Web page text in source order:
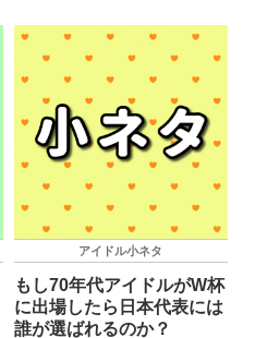
でした。サンミュージック...
アイドル小ネタ
もし70年代アイドルがW杯
に出場したら日本代表には
誰が選ばれるのか？